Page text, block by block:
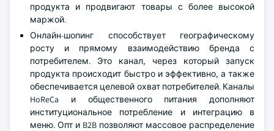
продукта и продвигают товары с более высокой
маржой.
Онлайн-шопинг способствует географическому
росту и прямому взаимодействию бренда с
потребителем. Это канал, через который запуск
продукта происходит быстро и эффективно, а также
обеспечивается целевой охват потребителей. Каналы
HoReCa и общественного питания дополняют
институциональное потребление и интеграцию в
меню. Опт и B2B позволяют массовое распределение